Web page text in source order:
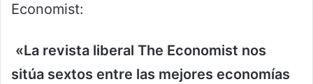
Economist:
«La revista liberal The Economist nos
sitúa sextos entre las mejores economías